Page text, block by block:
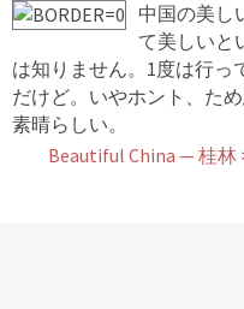
中国の美し
て美しいと
は知りません。1度は行っ
だけど。いやホント、た
素晴らしい。
Beautiful China — 桂林